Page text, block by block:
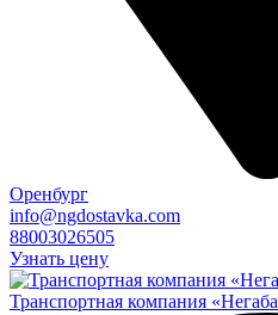
Оренбург
info@ngdostavka.com
88003026505
Узнать цену
Транспортная компания